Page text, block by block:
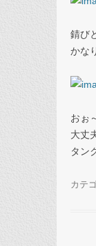
錆び
かな
おぉ
大丈
タン
カテ